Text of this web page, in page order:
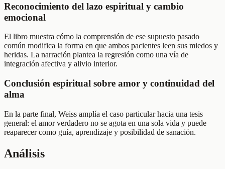
Reconocimiento del lazo espiritual y cambio
emocional
El libro muestra cómo la comprensión de ese supuesto pasado
común modifica la forma en que ambos pacientes leen sus miedos y
heridas. La narración plantea la regresión como una vía de
integración afectiva y alivio interior.
Conclusión espiritual sobre amor y continuidad del
alma
En la parte final, Weiss amplía el caso particular hacia una tesis
general: el amor verdadero no se agota en una sola vida y puede
reaparecer como guía, aprendizaje y posibilidad de sanación.
Análisis